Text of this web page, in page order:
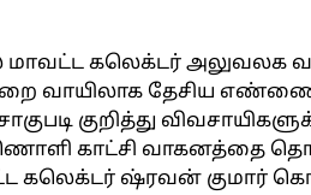
மாவட்ட கலெக்டர்
வாயிலாக தேசிய
குறித்து
காட்சி வாகனத்தை
கலெக்டர் ஷ்ரவன் குமார்